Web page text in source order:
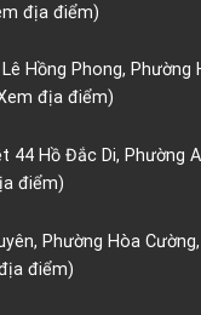
địa điểm)
Hồng Phong, Phường
địa điểm)
44 Hồ Đắc Di, Phường
điểm)
Phường Hòa
điểm)